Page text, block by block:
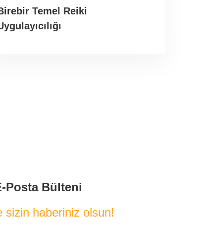
Temel Reiki
Posta Bülteni
sizin haberiniz olsun!